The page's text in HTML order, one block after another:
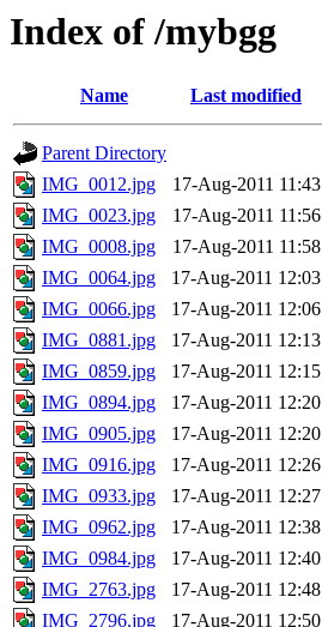
Index of /mybgg
Name Last modified
Parent Directory
IMG_0012.jpg
17-Aug-2011 11:43
IMG_0023.jpg
17-Aug-2011 11:56
IMG_0008.jpg
17-Aug-2011 11:58
IMG_0064.jpg
17-Aug-2011 12:03
IMG_0066.jpg
17-Aug-2011 12:06
IMG_0881.jpg
17-Aug-2011 12:13
IMG_0859.jpg
17-Aug-2011 12:15
IMG_0894.jpg
17-Aug-2011 12:20
IMG_0905.jpg
17-Aug-2011 12:20
IMG_0916.jpg
17-Aug-2011 12:26
IMG_0933.jpg
17-Aug-2011 12:27
IMG_0962.jpg
17-Aug-2011 12:38
IMG_0984.jpg
17-Aug-2011 12:40
IMG_2763.jpg
17-Aug-2011 12:48
IMG_2796.jpg
17-Aug-2011 12:50